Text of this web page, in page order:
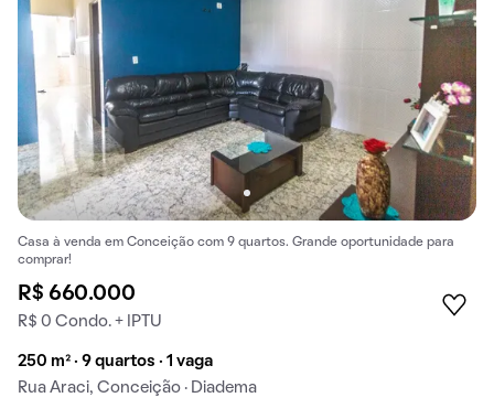
Casa à venda em Conceição com 9 quartos. Grande oportunidade para
comprar!
R$ 660.000
R$ 0 Condo. + IPTU
250 m² · 9 quartos · 1 vaga
Rua Araci, Conceição · Diadema